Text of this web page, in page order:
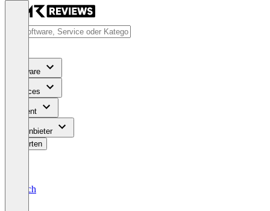
Software
Services
Content
Für Anbieter
Bewerten
Deutsch